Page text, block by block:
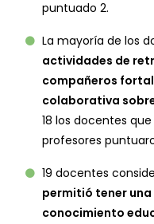
puntuado 2.
La mayoría de los
actividades de
compañeros
colaborativa
18 los docentes
profesores
19 docentes
permitió tener
conocimiento